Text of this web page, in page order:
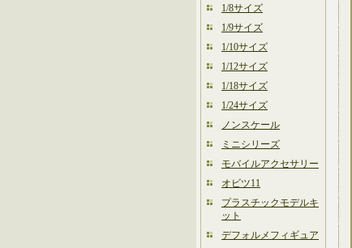
1/8サイズ
1/9サイズ
1/10サイズ
1/12サイズ
1/18サイズ
1/24サイズ
ノンスケール
ミニシリーズ
モバイルアクセサリー
オビツ11
プラスチックモデルキ
ット
デフォルメフィギュア